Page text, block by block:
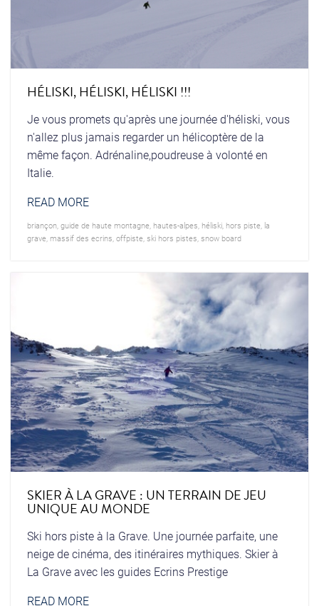
HÉLISKI, HÉLISKI, HÉLISKI !!!
Je vous promets qu'après une journée d'héliski, vous
n'allez plus jamais regarder un hélicoptère de la
même façon. Adrénaline,poudreuse à volonté en
Italie.
READ MORE
briançon guide de haute montagne, hautes-alpes héliski, hors piste, la
grave, massif des ecrins offpiste, ski hors pistes snow board
SKIER À LA GRAVE : UN TERRAIN DE JEU
UNIQUE AU MONDE
Ski hors piste à la Grave. Une journée parfaite, une
neige de cinéma, des itinéraires mythiques. Skier à
La Grave avec les guides Ecrins Prestige
READ MORE